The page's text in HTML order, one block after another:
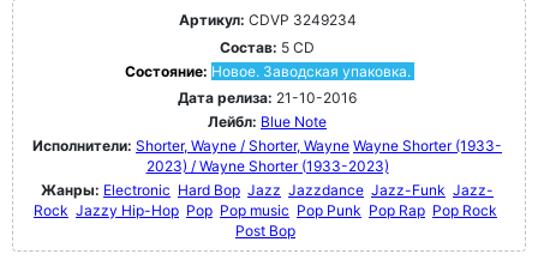
Артикул: CDVP 3249234
Состав: 5 CD
Состояние: Новое. Заводская упаковка.
Дата релиза: 21-10-2016
Лейбл: Blue Note
Исполнители: Shorter, Wayne / Shorter, Wayne Wayne Shorter (1933-
2023) / Wayne Shorter (1933-2023)
Жанры: Electronic Hard Bop Jazz Jazzdance Jazz-Funk Jazz-
Rock Jazzy Hip-Hop Pop Pop music Pop Punk Pop Rap Pop Rock
Post Bop